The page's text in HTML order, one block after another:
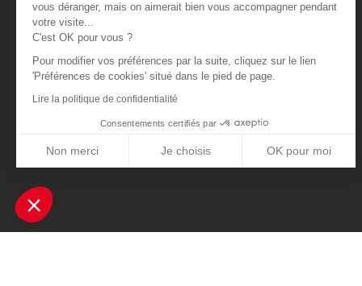
vous déranger, mais on aimerait bien vous accompagner pendant
votre visite...
C'est OK pour vous ?
Pour modifier vos préférences par la suite, cliquez sur le lien
'Préférences de cookies' situé dans le pied de page.
Lire la politique de confidentialité
Consentements certifiés par
Non merci Je choisis OK pour moi
Notre plateforme vous permet d'adapter et de gérer vos
Données personnelles